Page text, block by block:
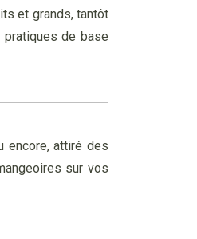
et grands, tantôt
pratiques de base
encore, attiré des
sur vos